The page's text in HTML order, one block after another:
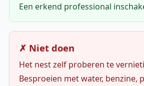
Een erkend professional
✗ Niet doen
Het nest zelf proberen te
Besproeien met water, benzine,